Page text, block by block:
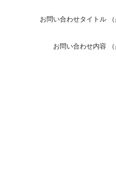
お問い合わせタイトル
お問い合わせ内容